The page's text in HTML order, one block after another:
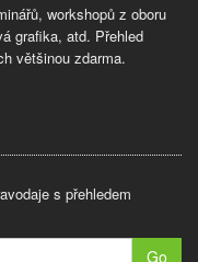
workshopů z oboru
grafika, atd. Přehled
většinou zdarma.
s přehledem
Go